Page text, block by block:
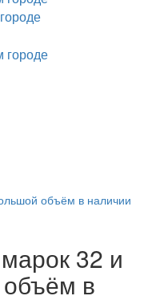
объём в наличии
32 и
в